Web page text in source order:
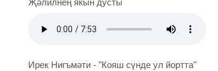
Җәлилнең якын дусты
Ирек Нигъмәти - "Кояш сүнде ул йортта"